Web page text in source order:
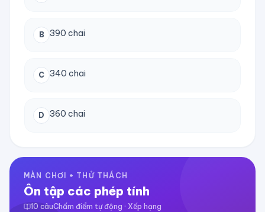
B 390 chai
C 340 chai
D 360 chai
MÀN CHƠI + THỬ THÁCH
Ôn tập các phép tính
10 câuChấm điểm tự động · Xếp hạng